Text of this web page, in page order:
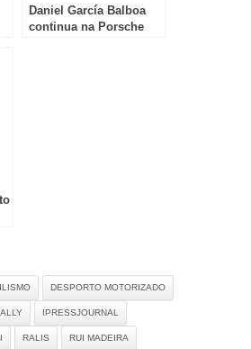
Daniel García Balboa
continua na Porsche
DESPORTO MOTORIZADO
IPRESSJOURNAL
RALIS RUI MADEIRA